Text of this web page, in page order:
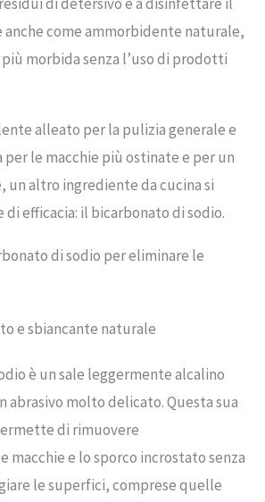
anche come ammorbidente naturale,
morbida senza l’uso di prodotti
alleato per la pulizia generale e
per le macchie più ostinate e per un
un altro ingrediente da cucina si
di efficacia: il bicarbonato di sodio.
di sodio per eliminare le
e sbiancante naturale
è un sale leggermente alcalino
abrasivo molto delicato. Questa sua
di rimuovere
macchie e lo sporco incrostato senza
le superfici, comprese quelle